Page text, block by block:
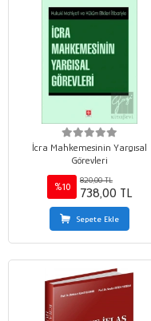
İcra Mahkemesinin Yargısal
Görevleri
%10
820,00 TL
738,00 TL
Sepete Ekle